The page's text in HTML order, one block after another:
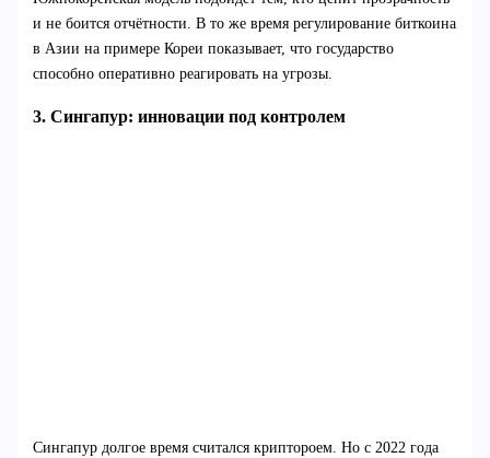
и не боится отчётности. В то же время регулирование биткоина
в Азии на примере Кореи показывает, что государство
способно оперативно реагировать на угрозы.
3. Сингапур: инновации под контролем
Сингапур долгое время считался криптороем. Но с 2022 года